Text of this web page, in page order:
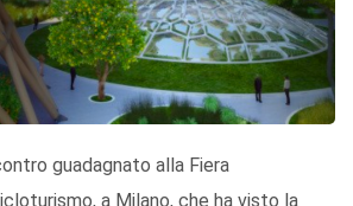
guadagnato alla Fiera
a Milano, che ha visto la